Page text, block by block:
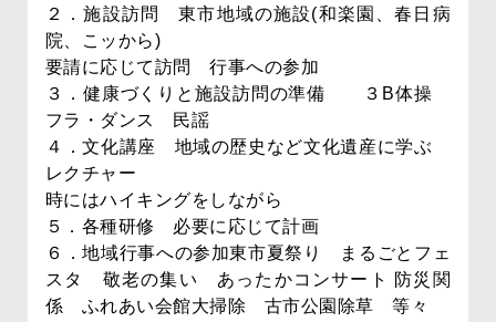
２．施設訪問 東市地域の施設(和楽園、春日病
院、こッから)
要請に応じて訪問 行事への参加
３．健康づくりと施設訪問の準備 ３B体操
フラ・ダンス 民謡
４．文化講座 地域の歴史など文化遺産に学ぶ
レクチャー
時にはハイキングをしながら
５．各種研修 必要に応じて計画
６．地域行事への参加東市夏祭り まるごとフェ
スタ 敬老の集い あったかコンサート 防災関
係 ふれあい会館大掃除 古市公園除草 等々